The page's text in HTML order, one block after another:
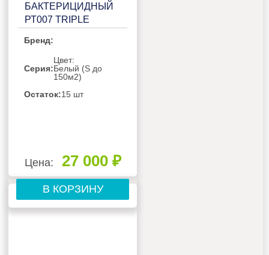
БАКТЕРИЦИДНЫЙ
РТ007 TRIPLE
Бренд:
Серия:
Цвет:
Белый (S до
150м2)
Остаток:15 шт
Цена: 27 000 ₽
В КОРЗИНУ